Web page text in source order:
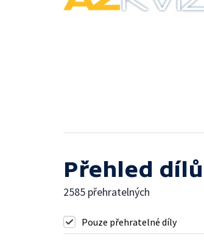
Přehled dílů
2585 přehratelných
Pouze přehratelné díly